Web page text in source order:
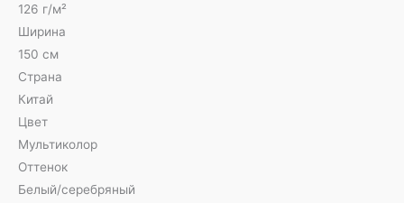
126 г/м²
Ширина
150 см
Страна
Китай
Цвет
Мультиколор
Оттенок
Белый/серебряный